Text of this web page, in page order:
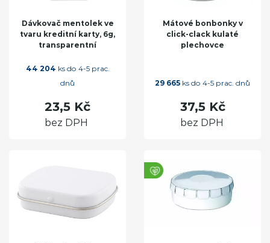
Dávkovač mentolek ve
tvaru kreditní karty, 6g,
transparentní
44 204 ks do 4-5 prac.
dnů
23,5 Kč
bez DPH
Mátové bonbonky v
click-clack kulaté
plechovce
29 665 ks do 4-5 prac. dnů
37,5 Kč
bez DPH